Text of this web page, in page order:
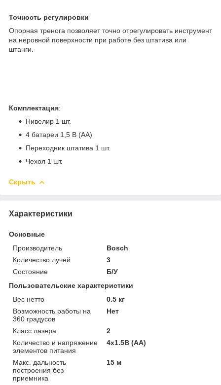
Точность регулировки
Опорная тренога позволяет точно отрегулировать инструмент
на неровной поверхности при работе без штатива или
штанги.
Комплектация:
Нивелир 1 шт.
4 батареи 1,5 В (AA)
Переходник штатива 1 шт.
Чехол 1 шт.
Скрыть
Характеристики
Основные
Производитель
Bosch
Количество лучей
3
Состояние
Б/У
Пользовательские характеристики
Вес нетто
0.5 кг
Возможность работы на
360 градусов
Нет
Класс лазера
2
Количество и напряжение
элементов питания
4x1.5В (AA)
Макс. дальность
построения без
приемника
15 м